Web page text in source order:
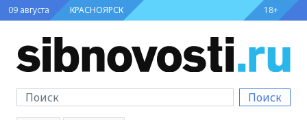
09 августа КРАСНОЯРСК 18+
Поиск